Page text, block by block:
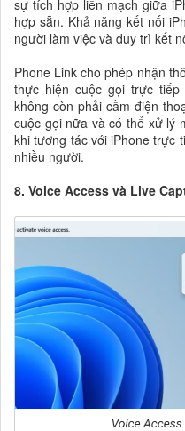
sự tích hợp liền mạch giữa
hợp sẵn. Khả năng kết nối
người làm việc và duy trì kết
Phone Link cho phép nhận
thực hiện cuộc gọi trực
không còn phải cầm điện
cuộc gọi nữa và có thể xử lý
khi tương tác với iPhone trực
nhiều người.
8. Voice Access và Live